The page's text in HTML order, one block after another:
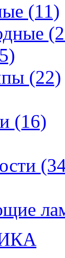
(11)
(22)
(16)